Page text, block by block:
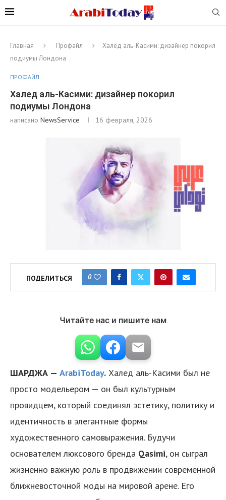
Главная Профайл
Халед аль-Касими: дизайнер покорил
подиумы Лондона
ПРОФАЙЛ
Халед аль-Касими: дизайнер покорил
подиумы Лондона
написано NewsService 16 февраля, 2026
ПОДЕЛИТЬСЯ 0
Читайте нас и пишите нам
ШАРДЖА — ArabiToday. Халед аль-Касими был не
просто модельером — он был культурным
провидцем, который соединял эстетику, политику и
идентичность в элегантные формы
художественного самовыражения. Будучи
основателем люксового бренда Qasimi, он сыграл
жизненно важную роль в продвижении современной
ближневосточной моды на мировой арене. Его